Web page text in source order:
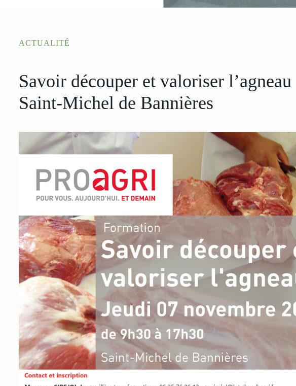
ACTUALITÉ
Savoir découper et valoriser
Saint-Michel de Bannières